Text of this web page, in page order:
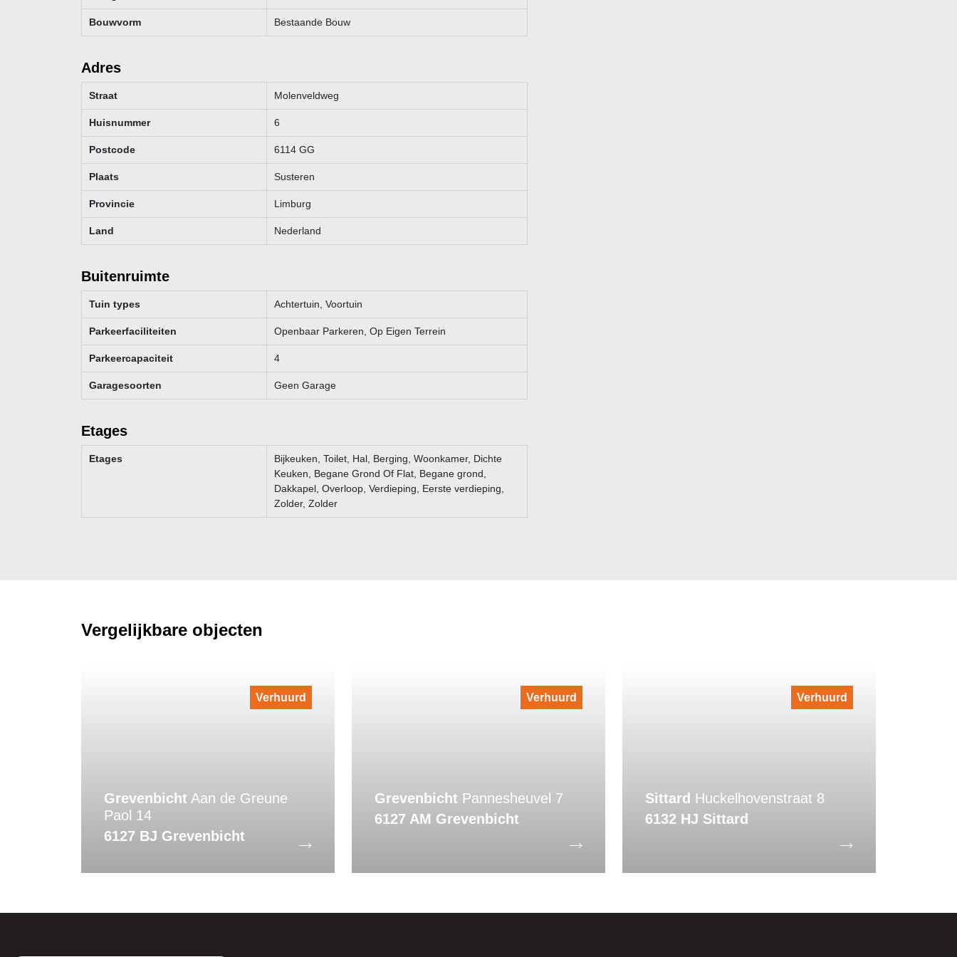
weergegeven maten en oppervlakten zijn indicatief.
Bouwvorm Bestaande Bouw
Adres
Straat Molenveldweg
Huisnummer 6
Postcode 6114 GG
Plaats Susteren
Provincie Limburg
Land Nederland
Buitenruimte
Tuin types Achtertuin, Voortuin
Parkeerfaciliteiten Openbaar Parkeren, Op Eigen Terrein
Parkeercapaciteit 4
Garagesoorten Geen Garage
Etages
Etages
Bijkeuken, Toilet, Hal, Berging, Woonkamer, Dichte
Keuken, Begane Grond Of Flat, Begane grond,
Dakkapel, Overloop, Verdieping, Eerste verdieping,
Zolder, Zolder
Vergelijkbare objecten
Grevenbicht Aan de Greune
Paol 14
6127 BJ Grevenbicht
Verhuurd
Grevenbicht Pannesheuvel 7
6127 AM Grevenbicht
Verhuurd
Sittard Huckelhovenstraat 8
6132 HJ Sittard
Verhuurd